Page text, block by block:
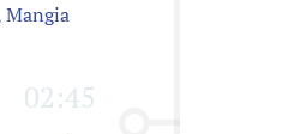
Mangia
02:45